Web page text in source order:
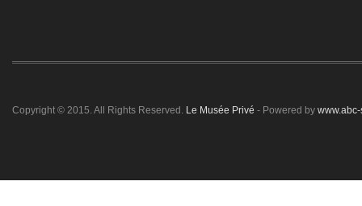
Copyright © 2015. All Rights Reserved. Le Musée Privé - Powered by